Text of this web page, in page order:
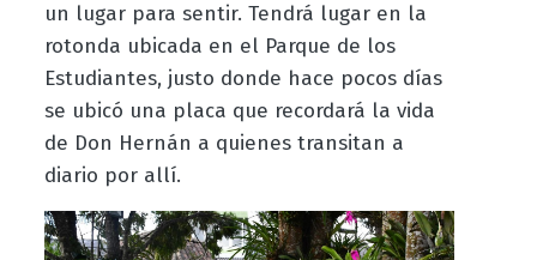
un lugar para sentir. Tendrá lugar en la
rotonda ubicada en el Parque de los
Estudiantes, justo donde hace pocos días
se ubicó una placa que recordará la vida
de Don Hernán a quienes transitan a
diario por allí.